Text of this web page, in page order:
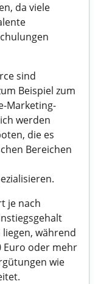
da viele
sind
Beispiel zum
Marketing-
werden
die es
Bereichen
je nach
während
Euro oder mehr
wie